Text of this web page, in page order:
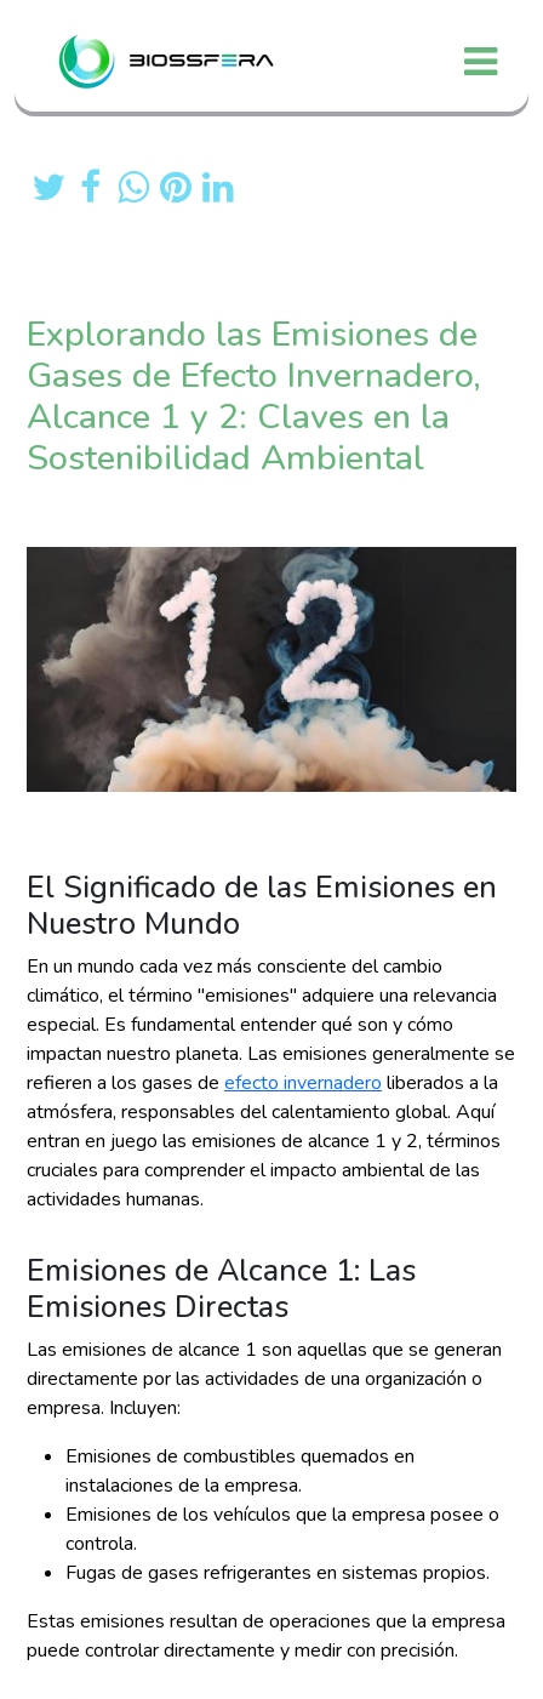
Explorando las Emisiones de
Gases de Efecto Invernadero,
Alcance 1 y 2: Claves en la
Sostenibilidad Ambiental
El Significado de las Emisiones en
Nuestro Mundo
En un mundo cada vez más consciente del cambio
climático, el término "emisiones" adquiere una relevancia
especial. Es fundamental entender qué son y cómo
impactan nuestro planeta. Las emisiones generalmente se
refieren a los gases de efecto invernadero liberados a la
atmósfera, responsables del calentamiento global. Aquí
entran en juego las emisiones de alcance 1 y 2, términos
cruciales para comprender el impacto ambiental de las
actividades humanas.
Emisiones de Alcance 1: Las
Emisiones Directas
Las emisiones de alcance 1 son aquellas que se generan
directamente por las actividades de una organización o
empresa. Incluyen:
Emisiones de combustibles quemados en
instalaciones de la empresa.
Emisiones de los vehículos que la empresa posee o
controla.
Fugas de gases refrigerantes en sistemas propios.
Estas emisiones resultan de operaciones que la empresa
puede controlar directamente y medir con precisión.